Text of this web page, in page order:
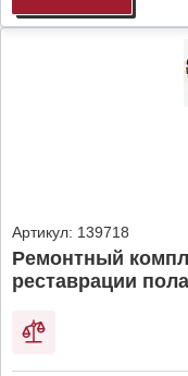
Артикул: 139718
Ремонтный
реставрации